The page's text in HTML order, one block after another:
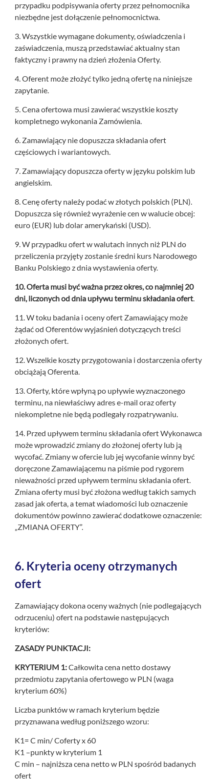
przypadku podpisywania oferty przez pełnomocnika
niezbędne jest dołączenie pełnomocnictwa.
3. Wszystkie wymagane dokumenty, oświadczenia i
zaświadczenia, muszą przedstawiać aktualny stan
faktyczny i prawny na dzień złożenia Oferty.
4. Oferent może złożyć tylko jedną ofertę na niniejsze
zapytanie.
5. Cena ofertowa musi zawierać wszystkie koszty
kompletnego wykonania Zamówienia.
6. Zamawiający nie dopuszcza składania ofert
częściowych i wariantowych.
7. Zamawiający dopuszcza oferty w języku polskim lub
angielskim.
8. Cenę oferty należy podać w złotych polskich (PLN).
Dopuszcza się również wyrażenie cen w walucie obcej:
euro (EUR) lub dolar amerykański (USD).
9. W przypadku ofert w walutach innych niż PLN do
przeliczenia przyjęty zostanie średni kurs Narodowego
Banku Polskiego z dnia wystawienia oferty.
10. Oferta musi być ważna przez okres, co najmniej 20
dni, liczonych od dnia upływu terminu składania ofert.
11. W toku badania i oceny ofert Zamawiający może
żądać od Oferentów wyjaśnień dotyczących treści
złożonych ofert.
12. Wszelkie koszty przygotowania i dostarczenia oferty
obciążają Oferenta.
13. Oferty, które wpłyną po upływie wyznaczonego
terminu, na niewłaściwy adres e-mail oraz oferty
niekompletne nie będą podlegały rozpatrywaniu.
14. Przed upływem terminu składania ofert Wykonawca
może wprowadzić zmiany do złożonej oferty lub ją
wycofać. Zmiany w ofercie lub jej wycofanie winny być
doręczone Zamawiającemu na piśmie pod rygorem
nieważności przed upływem terminu składania ofert.
Zmiana oferty musi być złożona według takich samych
zasad jak oferta, a temat wiadomości lub oznaczenie
dokumentów powinno zawierać dodatkowe oznaczenie:
„ZMIANA OFERTY”.
6. Kryteria oceny otrzymanych
ofert
Zamawiający dokona oceny ważnych (nie podlegających
odrzuceniu) ofert na podstawie następujących
kryteriów:
ZASADY PUNKTACJI:
KRYTERIUM 1:Całkowita cena netto dostawy
przedmiotu zapytania ofertowego w PLN (waga
kryterium 60%)
Liczba punktów w ramach kryterium będzie
przyznawana według poniższego wzoru:
K1= C min/ Coferty x 60
K1 –punkty w kryterium 1
C min – najniższa cena netto w PLN spośród badanych
ofert